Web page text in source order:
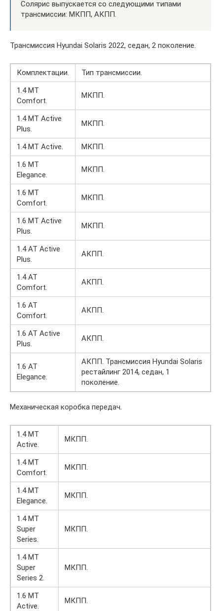
Солярис выпускается со следующими типами
трансмиссии: МКПП, АКПП.
Трансмиссия Hyundai Solaris 2022, седан, 2 поколение.
Комплектации.
Тип трансмиссии.
1.4 MT
Comfort.
МКПП.
1.4 MT Active
Plus.
МКПП.
1.4 MT Active.
МКПП.
1.6 MT
Elegance.
МКПП.
1.6 MT
Comfort.
МКПП.
1.6 MT Active
Plus.
МКПП.
1.4 AT Active
Plus.
АКПП.
1.4 AT
Comfort.
АКПП.
1.6 AT
Comfort.
АКПП.
1.6 AT Active
Plus.
АКПП.
1.6 AT
Elegance.
АКПП. Трансмиссия Hyundai Solaris
рестайлинг 2014, седан, 1
поколение.
Механическая коробка передач.
1.4 MT
Active.
МКПП.
1.4 MT
Comfort.
МКПП.
1.4 MT
Elegance.
МКПП.
1.4 MT
Super
Series.
МКПП.
1.4 MT
Super
Series 2.
МКПП.
1.6 MT
Active.
МКПП.